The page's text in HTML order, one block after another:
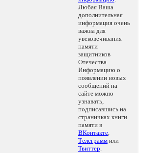
Любая Ваша
дополнительная
информация очень
важна для
увековечивания
памяти
защитников
Отечества.
Информацию о
появлении новых
сообщений на
сайте можно
узнавать,
подписавшись на
страничках книги
памяти в
ВКонтакте,
Телеграмм или
Твиттер.